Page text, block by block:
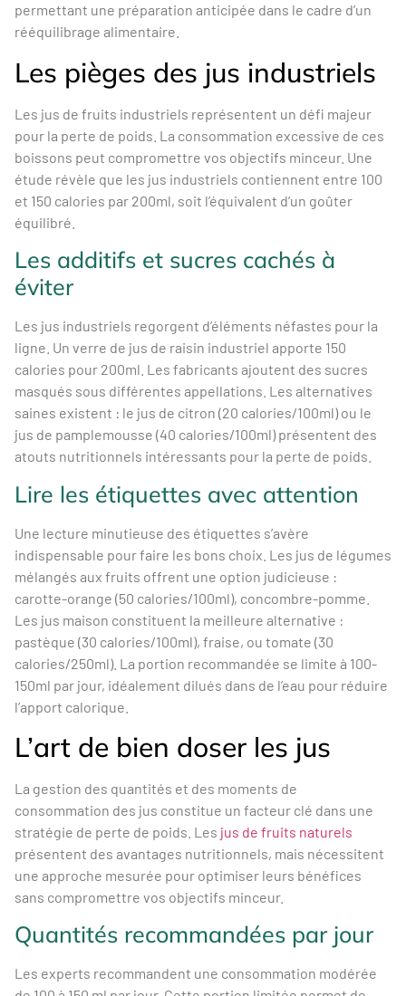
permettant une préparation anticipée dans le cadre d’un
rééquilibrage alimentaire.
Les pièges des jus industriels
Les jus de fruits industriels représentent un défi majeur
pour la perte de poids. La consommation excessive de ces
boissons peut compromettre vos objectifs minceur. Une
étude révèle que les jus industriels contiennent entre 100
et 150 calories par 200ml, soit l’équivalent d’un goûter
équilibré.
Les additifs et sucres cachés à
éviter
Les jus industriels regorgent d’éléments néfastes pour la
ligne. Un verre de jus de raisin industriel apporte 150
calories pour 200ml. Les fabricants ajoutent des sucres
masqués sous différentes appellations. Les alternatives
saines existent : le jus de citron (20 calories/100ml) ou le
jus de pamplemousse (40 calories/100ml) présentent des
atouts nutritionnels intéressants pour la perte de poids.
Lire les étiquettes avec attention
Une lecture minutieuse des étiquettes s’avère
indispensable pour faire les bons choix. Les jus de légumes
mélangés aux fruits offrent une option judicieuse :
carotte-orange (50 calories/100ml), concombre-pomme.
Les jus maison constituent la meilleure alternative :
pastèque (30 calories/100ml), fraise, ou tomate (30
calories/250ml). La portion recommandée se limite à 100-
150ml par jour, idéalement dilués dans de l’eau pour réduire
l’apport calorique.
L’art de bien doser les jus
La gestion des quantités et des moments de
consommation des jus constitue un facteur clé dans une
stratégie de perte de poids. Les jus de fruits naturels
présentent des avantages nutritionnels, mais nécessitent
une approche mesurée pour optimiser leurs bénéfices
sans compromettre vos objectifs minceur.
Quantités recommandées par jour
Les experts recommandent une consommation modérée